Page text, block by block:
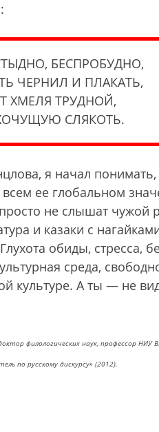
БЕСПРОБУДНО,
ЧЕРНИЛ И ПЛАКАТЬ,
ХМЕЛЯ ТРУДНОЙ,
СЛЯКОТЬ.
я начал
ее глобальном
не слышат чужой
и казаки с
обиды, стресса,
среда,
культуре. А ты — не
филологических наук, профессор НИУ
по русскому дискурсу» (2012).